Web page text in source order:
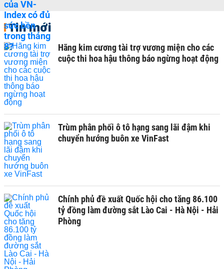
Tin mới
Hãng kim cương tài trợ vương miện cho các
cuộc thi hoa hậu thông báo ngừng hoạt động
Trùm phân phối ô tô hạng sang lãi đậm khi
chuyển hướng buôn xe VinFast
Chính phủ đề xuất Quốc hội cho tăng 86.100
tỷ đồng làm đường sắt Lào Cai - Hà Nội - Hải
Phòng